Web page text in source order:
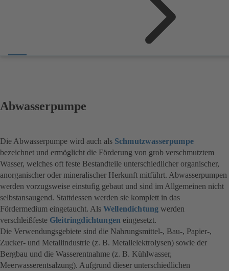
Abwasserpumpe
Die Abwasserpumpe wird auch als Schmutzwasserpumpe
bezeichnet und ermöglicht die Förderung von grob verschmutztem
Wasser, welches oft feste Bestandteile unterschiedlicher organischer,
anorganischer oder mineralischer Herkunft mitführt. Abwasserpumpen
werden vorzugsweise einstufig gebaut und sind im Allgemeinen nicht
selbstansaugend. Stattdessen werden sie komplett in das
Fördermedium eingetaucht. Als Wellendichtung werden
verschleißfeste Gleitringdichtungen eingesetzt.
Die Verwendungsgebiete sind die Nahrungsmittel-, Bau-, Papier-,
Zucker- und Metallindustrie (z. B. Metallelektrolysen) sowie der
Bergbau und die Wasserentnahme (z. B. Kühlwasser,
Meerwasserentsalzung). Aufgrund dieser unterschiedlichen